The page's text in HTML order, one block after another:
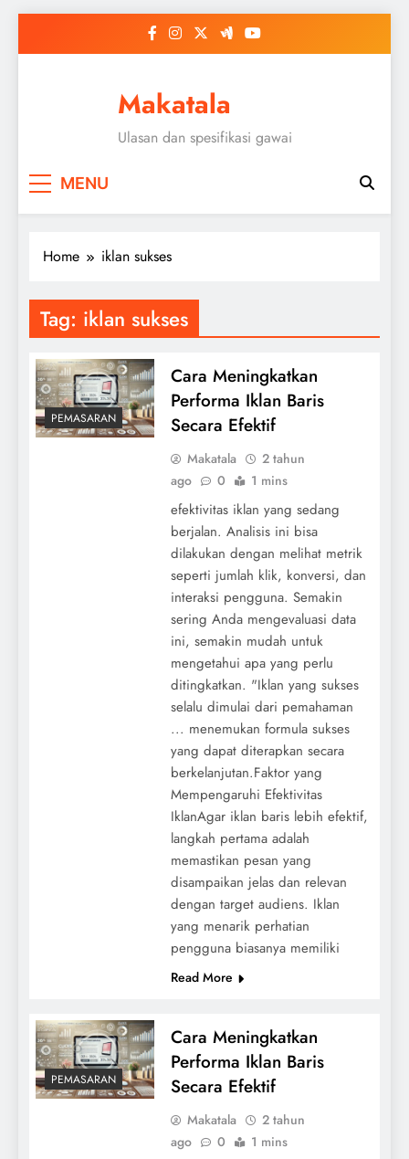
Makatala
Ulasan dan spesifikasi gawai
MENU
Home iklan sukses
Tag: iklan sukses
PEMASARAN
Cara Meningkatkan
Performa Iklan Baris
Secara Efektif
Makatala
2 tahun
ago
0 1 mins
efektivitas iklan yang sedang
berjalan. Analisis ini bisa
dilakukan dengan melihat metrik
seperti jumlah klik, konversi, dan
interaksi pengguna. Semakin
sering Anda mengevaluasi data
ini, semakin mudah untuk
mengetahui apa yang perlu
ditingkatkan. "Iklan yang sukses
selalu dimulai dari pemahaman
... menemukan formula sukses
yang dapat diterapkan secara
berkelanjutan.Faktor yang
Mempengaruhi Efektivitas
IklanAgar iklan baris lebih efektif,
langkah pertama adalah
memastikan pesan yang
disampaikan jelas dan relevan
dengan target audiens. Iklan
yang menarik perhatian
pengguna biasanya memiliki
Read More
PEMASARAN
Cara Meningkatkan
Performa Iklan Baris
Secara Efektif
Makatala
2 tahun
ago
0 1 mins